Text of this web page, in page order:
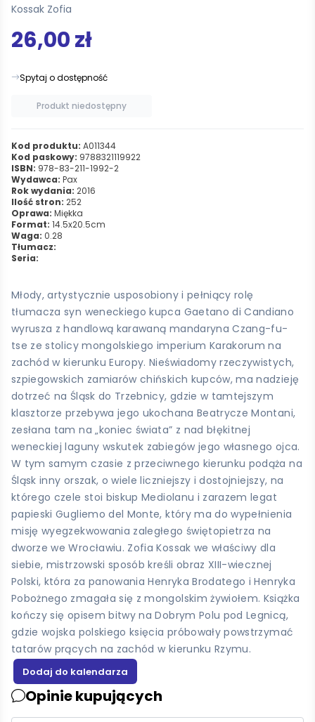
Kossak Zofia
26,00 zł
Spytaj o dostępność
Produkt niedostępny
Kod produktu: A011344
Kod paskowy: 9788321119922
ISBN: 978-83-211-1992-2
Wydawca: Pax
Rok wydania: 2016
Ilość stron: 252
Oprawa: Miękka
Format: 14.5x20.5cm
Waga: 0.28
Tłumacz:
Seria:
Młody, artystycznie usposobiony i pełniący rolę
tłumacza syn weneckiego kupca Gaetano di Candiano
wyrusza z handlową karawaną mandaryna Czang-fu-
tse ze stolicy mongolskiego imperium Karakorum na
zachód w kierunku Europy. Nieświadomy rzeczywistych,
szpiegowskich zamiarów chińskich kupców, ma nadzieję
dotrzeć na Śląsk do Trzebnicy, gdzie w tamtejszym
klasztorze przebywa jego ukochana Beatrycze Montani,
zesłana tam na „koniec świata” z nad błękitnej
weneckiej laguny wskutek zabiegów jego własnego ojca.
W tym samym czasie z przeciwnego kierunku podąża na
Śląsk inny orszak, o wiele liczniejszy i dostojniejszy, na
którego czele stoi biskup Mediolanu i zarazem legat
papieski Gugliemo del Monte, który ma do wypełnienia
misję wyegzekwowania zaległego świętopietrza na
dworze we Wrocławiu. Zofia Kossak we właściwy dla
siebie, mistrzowski sposób kreśli obraz XIII-wiecznej
Polski, która za panowania Henryka Brodatego i Henryka
Pobożnego zmagała się z mongolskim żywiołem. Książka
kończy się opisem bitwy na Dobrym Polu pod Legnicą,
gdzie wojska polskiego księcia próbowały powstrzymać
tatarów prących na zachód w kierunku Rzymu.
Opinie kupujących